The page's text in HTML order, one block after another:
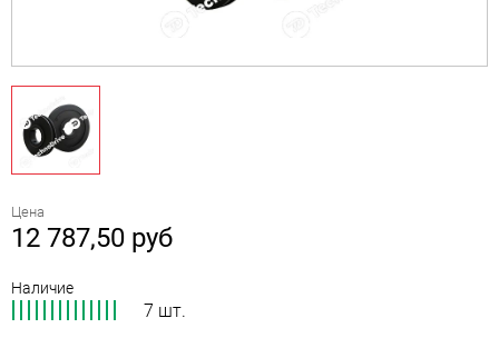
Цена
12 787,50 руб
Наличие
7 шт.